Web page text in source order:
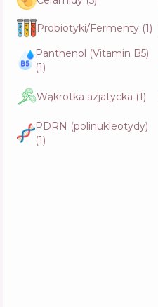
AESTURA
Aktywne
Funkcje
Foam
Probiotyki/Fermenty (1)
Panthenol (Vitamin B5)
(1)
Wąkrotka azjatycka (1)
PDRN (polinukleotydy)
(1)